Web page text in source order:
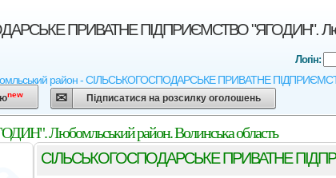
ПРИВАТНЕ ПIДПРИЄМСТВО "ЯГОДИН".
район - СIЛЬСЬКОГОСПОДАРСЬКЕ ПРИВАТНЕ ПIДПРИЄМСТВО
Логін:
new Підписатися на розсилку оголошень
район. Волинська область
СIЛЬСЬКОГОСПОДАРСЬКЕ ПРИВАТНЕ